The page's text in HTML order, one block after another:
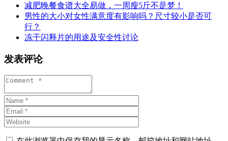
减肥晚餐食谱大全易做，一周瘦5斤不是梦！
男性的大小对女性满意度有影响吗？尺寸较小是否可
行？
冻干闪释片的用途及安全性讨论
发表评论